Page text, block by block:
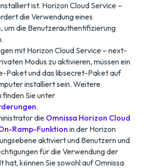
ist. Horizon Cloud Service –
die Verwendung eines
um die Benutzerauthentifizierung
mit Horizon Cloud Service – next-
Modus zu aktivieren, müssen ein
Paket und das libsecret-Paket auf
installiert sein. Weitere
Sie unter
.
die Omnissa Horizon Cloud
Ramp-Funktion in der Horizon
aktiviert und Benutzern und
für die Verwendung der
hat, können Sie sowohl auf Omnissa